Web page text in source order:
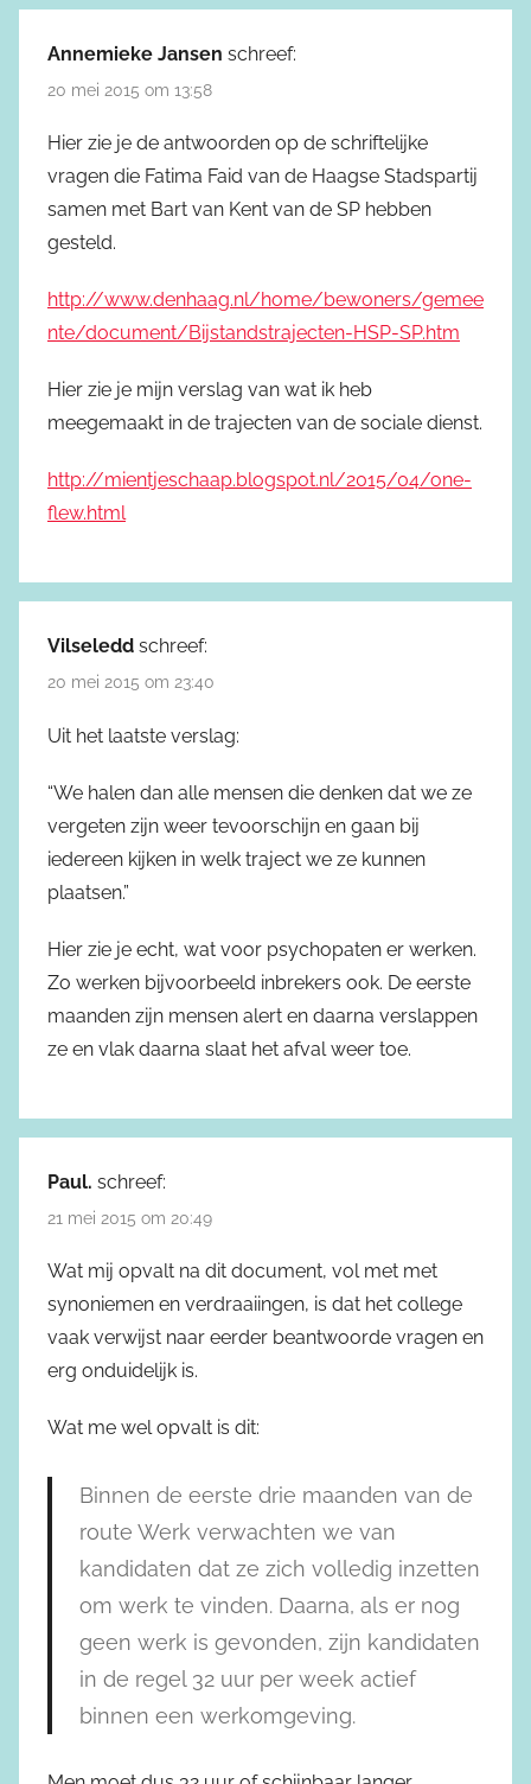
Annemieke Jansen schreef:
20 mei 2015 om 13:58
Hier zie je de antwoorden op de schriftelijke
vragen die Fatima Faid van de Haagse Stadspartij
samen met Bart van Kent van de SP hebben
gesteld.
http://www.denhaag.nl/home/bewoners/gemee
nte/document/Bijstandstrajecten-HSP-SP.htm
Hier zie je mijn verslag van wat ik heb
meegemaakt in de trajecten van de sociale dienst.
http://mientjeschaap.blogspot.nl/2015/04/one-
flew.html
Vilseledd schreef:
20 mei 2015 om 23:40
Uit het laatste verslag:
“We halen dan alle mensen die denken dat we ze
vergeten zijn weer tevoorschijn en gaan bij
iedereen kijken in welk traject we ze kunnen
plaatsen.”
Hier zie je echt, wat voor psychopaten er werken.
Zo werken bijvoorbeeld inbrekers ook. De eerste
maanden zijn mensen alert en daarna verslappen
ze en vlak daarna slaat het afval weer toe.
Paul. schreef:
21 mei 2015 om 20:49
Wat mij opvalt na dit document, vol met met
synoniemen en verdraaiingen, is dat het college
vaak verwijst naar eerder beantwoorde vragen en
erg onduidelijk is.
Wat me wel opvalt is dit:
Binnen de eerste drie maanden van de
route Werk verwachten we van
kandidaten dat ze zich volledig inzetten
om werk te vinden. Daarna, als er nog
geen werk is gevonden, zijn kandidaten
in de regel 32 uur per week actief
binnen een werkomgeving.